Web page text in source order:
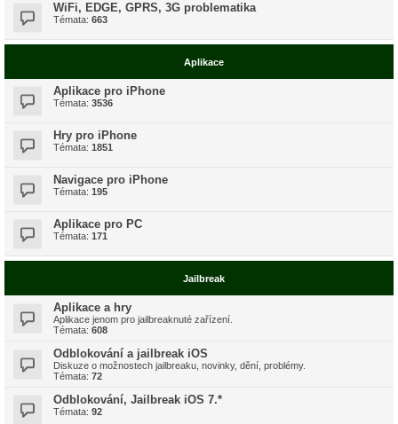
WiFi, EDGE, GPRS, 3G problematika
Témata: 663
Aplikace
Aplikace pro iPhone
Témata: 3536
Hry pro iPhone
Témata: 1851
Navigace pro iPhone
Témata: 195
Aplikace pro PC
Témata: 171
Jailbreak
Aplikace a hry
Aplikace jenom pro jailbreaknuté zařízení.
Témata: 608
Odblokování a jailbreak iOS
Diskuze o možnostech jailbreaku, novinky, dění, problémy.
Témata: 72
Odblokování, Jailbreak iOS 7.*
Témata: 92